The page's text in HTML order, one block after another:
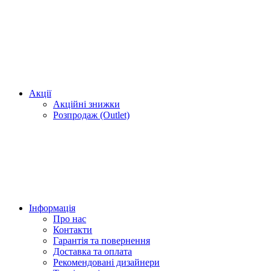
Акції
Акційні знижки
Розпродаж (Outlet)
Інформація
Про нас
Контакти
Гарантія та повернення
Доставка та оплата
Рекомендовані дизайнери